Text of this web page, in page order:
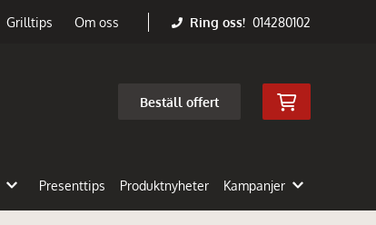
Grilltips Om oss Ring oss! 014280102
Beställ offert
Presenttips Produktnyheter Kampanjer